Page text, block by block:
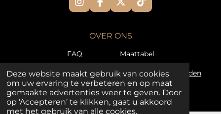
Deze website maakt gebruik van cookies
om uw ervaring te verbeteren en op maat
gemaakte advertenties weer te geven. Door
op ‘Accepteren’ te klikken, gaat u akkoord
met het gebruik van alle cookies.
I
n
g
r
a
m
F
a
e
o
k
X
T
i
k
OVER ONS
FAQ Maattabel
Retourvoorwaarden
Algemene voorwaarden
© 2025 - 2026 Melody Island